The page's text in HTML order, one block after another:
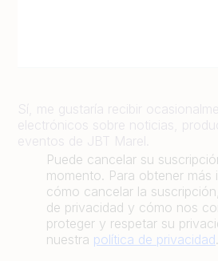
Sí, me gustaría recibir
electrónicos sobre noticias,
eventos de JBT Marel.
Puede cancelar su
momento. Para obtener más
cómo cancelar la
de privacidad y cómo nos
proteger y respetar su
nuestra política de privacidad.